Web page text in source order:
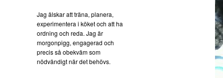
Jag älskar att träna, planera,
experimentera i köket och att ha
ordning och reda. Jag är
morgonpigg, engagerad och
precis så obekväm som
nödvändigt när det behövs.